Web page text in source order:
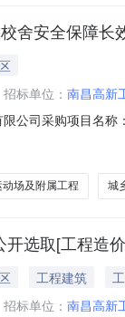
舍安全保障
招标单位： 南昌高新
公司采购项目名
准：无基本收费
场及附属工程 城
选取[工程造
工程建筑
招标单位： 南昌高新